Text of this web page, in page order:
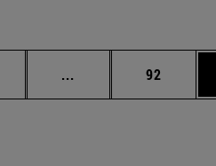
... Páginas intermedias
Página
92